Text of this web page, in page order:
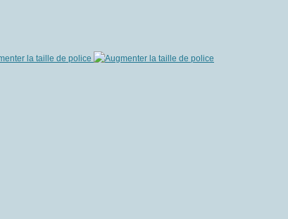
la taille de police